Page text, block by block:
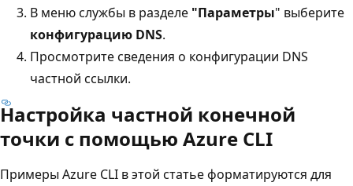
В меню службы в разделе "Параметры" выберите
конфигурацию DNS.
Просмотрите сведения о конфигурации DNS
частной ссылки.
Настройка частной конечной
точки с помощью Azure CLI
Примеры Azure CLI в этой статье форматируются для